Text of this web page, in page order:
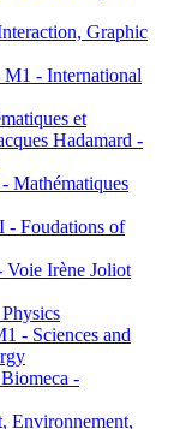
Graphic
- International
et
Hadamard -
Mathématiques
Foudations of
Irène Joliot
- Sciences and
-